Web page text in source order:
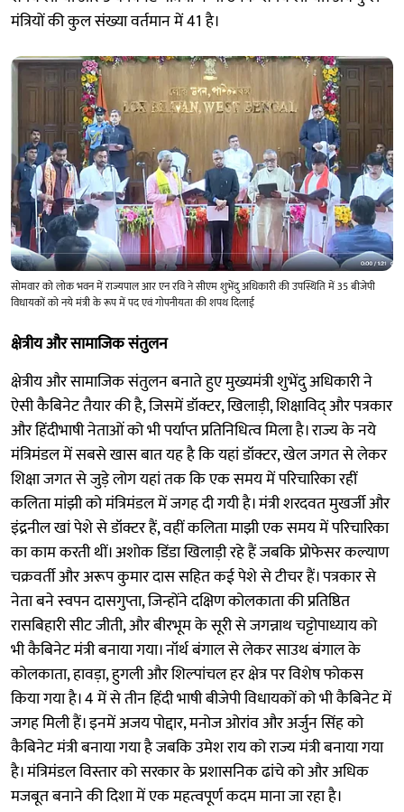
मंत्रियों की कुल संख्या वर्तमान में 41 है।
सोमवार को लोक भवन में राज्यपाल आर एन रवि ने सीएम शुभेंदु अधिकारी की उपस्थिति में 35 बीजेपी
विधायकों को नये मंत्री के रूप में पद एवं गोपनीयता की शपथ दिलाई
क्षेत्रीय और सामाजिक संतुलन
क्षेत्रीय और सामाजिक संतुलन बनाते हुए मुख्यमंत्री शुभेंदु अधिकारी ने
ऐसी कैबिनेट तैयार की है, जिसमें डॉक्टर, खिलाड़ी, शिक्षाविद् और पत्रकार
और हिंदीभाषी नेताओं को भी पर्याप्त प्रतिनिधित्व मिला है। राज्य के नये
मंत्रिमंडल में सबसे खास बात यह है कि यहां डॉक्टर, खेल जगत से लेकर
शिक्षा जगत से जुड़े लोग यहां तक कि एक समय में परिचारिका रहीं
कलिता मांझी को मंत्रिमंडल में जगह दी गयी है। मंत्री शरदवत मुखर्जी और
इंद्रनील खां पेशे से डॉक्टर हैं, वहीं कलिता माझी एक समय में परिचारिका
का काम करती थीं। अशोक डिंडा खिलाड़ी रहे हैं जबकि प्रोफेसर कल्याण
चक्रवर्ती और अरूप कुमार दास सहित कई पेशे से टीचर हैं। पत्रकार से
नेता बने स्वपन दासगुप्ता, जिन्होंने दक्षिण कोलकाता की प्रतिष्ठित
रासबिहारी सीट जीती, और बीरभूम के सूरी से जगन्नाथ चट्टोपाध्याय को
भी कैबिनेट मंत्री बनाया गया। नॉर्थ बंगाल से लेकर साउथ बंगाल के
कोलकाता, हावड़ा, हुगली और शिल्पांचल हर क्षेत्र पर विशेष फोकस
किया गया है। 4 में से तीन हिंदी भाषी बीजेपी विधायकों को भी कैबिनेट में
जगह मिली हैं। इनमें अजय पोद्दार, मनोज ओरांव और अर्जुन सिंह को
कैबिनेट मंत्री बनाया गया है जबकि उमेश राय को राज्य मंत्री बनाया गया
है। मंत्रिमंडल विस्तार को सरकार के प्रशासनिक ढांचे को और अधिक
मजबूत बनाने की दिशा में एक महत्वपूर्ण कदम माना जा रहा है।